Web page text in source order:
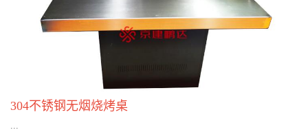
304不锈钢无烟烧烤桌
...